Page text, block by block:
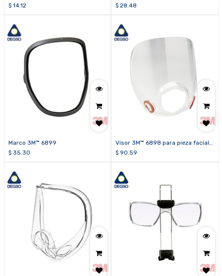
piezas faciales de cara completa
$ 14.12
$ 28.48
Marco 3M™ 6899
$ 35.30
Visor 3M™ 6898 para pieza facial
de cara completa 3M™ serie 6000
$ 90.59